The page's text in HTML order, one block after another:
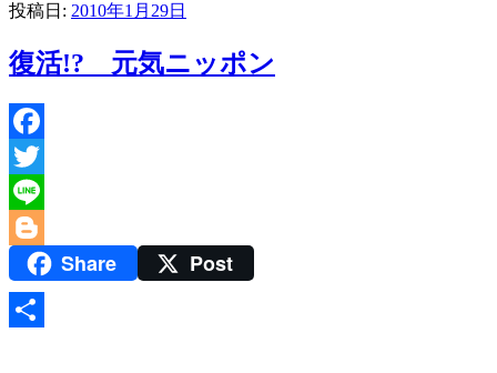
投稿日: 2010年1月29日
復活!? 元気ニッポン
Facebook
Twitter
Line
BloggerShare Post